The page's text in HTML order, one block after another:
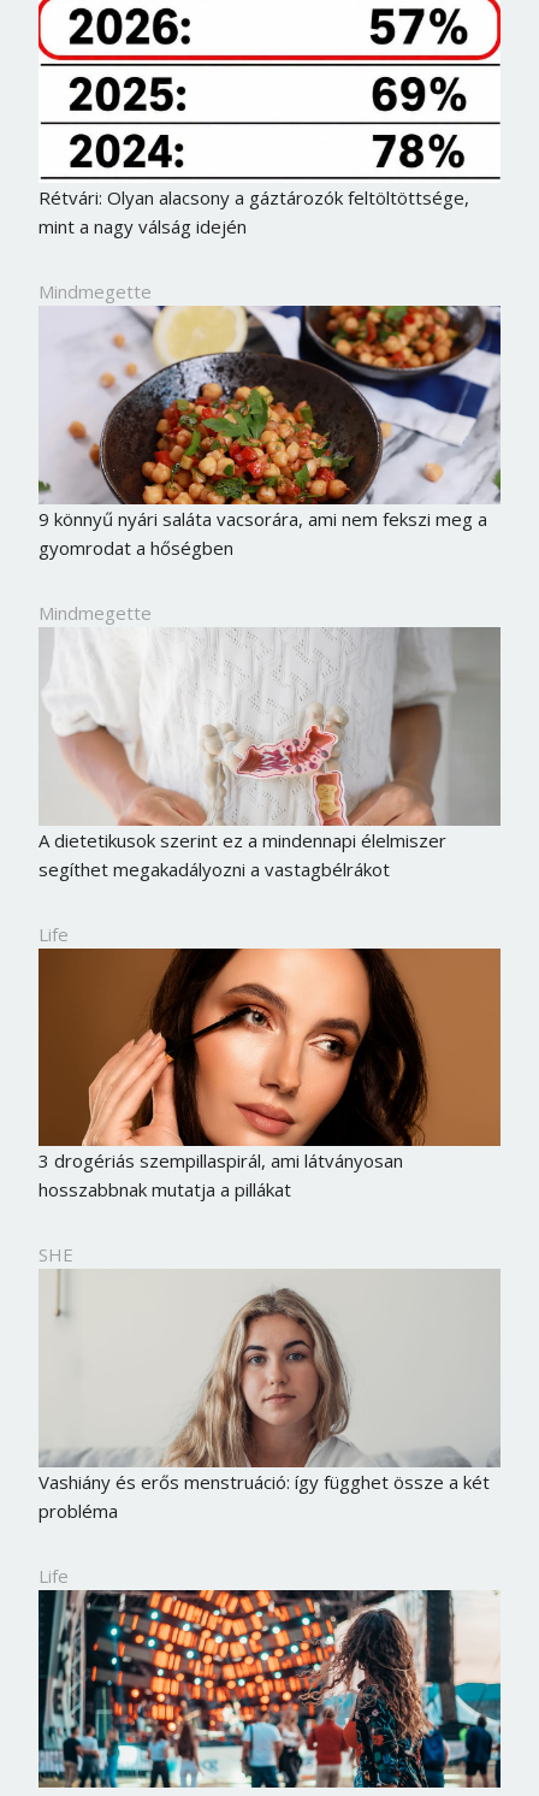
Rétvári: Olyan alacsony a gáztározók feltöltöttsége,
mint a nagy válság idején
Mindmegette
9 könnyű nyári saláta vacsorára, ami nem fekszi meg a
gyomrodat a hőségben
Mindmegette
A dietetikusok szerint ez a mindennapi élelmiszer
segíthet megakadályozni a vastagbélrákot
Life
3 drogériás szempillaspirál, ami látványosan
hosszabbnak mutatja a pillákat
SHE
Vashiány és erős menstruáció: így függhet össze a két
probléma
Life